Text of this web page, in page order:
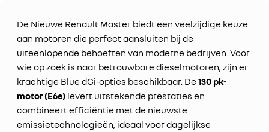
De Nieuwe Renault Master biedt een veelzijdige keuze
aan motoren die perfect aansluiten bij de
uiteenlopende behoeften van moderne bedrijven. Voor
wie op zoek is naar betrouwbare dieselmotoren, zijn er
krachtige Blue dCi-opties beschikbaar. De130 pk-
motor (E6e) levert uitstekende prestaties en
combineert efficiëntie met de nieuwste
emissietechnologieën, ideaal voor dagelijkse